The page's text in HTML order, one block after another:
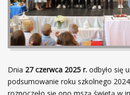
Dnia 27 czerwca 2025 r. odbyło się
podsumowanie roku szkolnego